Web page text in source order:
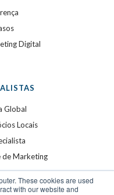
These cookies are used
with our website and
Digital
Global
Locais
de Marketing